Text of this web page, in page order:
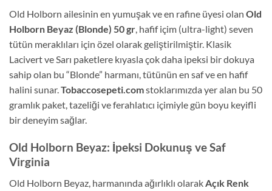
Old Holborn ailesinin en yumuşak ve en rafine üyesi olan Old
Holborn Beyaz (Blonde) 50 gr, hafif içim (ultra-light) seven
tütün meraklıları için özel olarak geliştirilmiştir. Klasik
Lacivert ve Sarı paketlere kıyasla çok daha ipeksi bir dokuya
sahip olan bu “Blonde” harmanı, tütünün en saf ve en hafif
halini sunar.Tobaccosepeti.comstoklarımızda yer alan bu 50
gramlık paket, tazeliği ve ferahlatıcı içimiyle gün boyu keyifli
bir deneyim sağlar.
Old Holborn Beyaz: İpeksi Dokunuş ve Saf
Virginia
Old Holborn Beyaz, harmanında ağırlıklı olarak Açık Renk